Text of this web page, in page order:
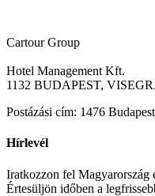
Cartour Group
Hotel Management Kft.
1132 BUDAPEST,
Postázási cím: 1476
Hírlevél
Iratkozzon fel Magyarország
Értesüljön időben a